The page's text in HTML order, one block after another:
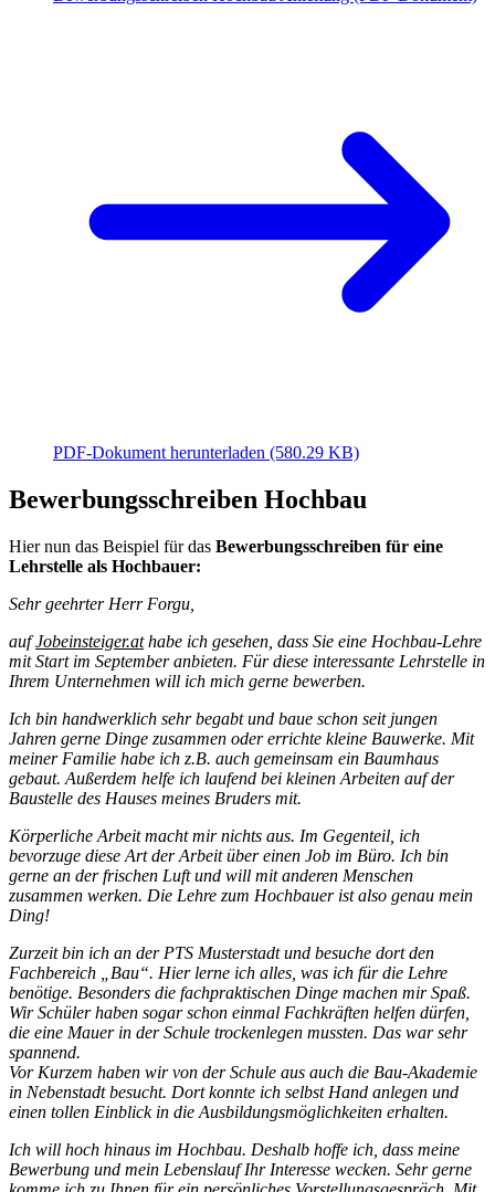
PDF-Dokument herunterladen (580.29 KB)
Bewerbungsschreiben Hochbau
Hier nun das Beispiel für das Bewerbungsschreiben für eine
Lehrstelle als Hochbauer:
Sehr geehrter Herr Forgu,
aufJobeinsteiger.athabe ich gesehen, dass Sie eine Hochbau-Lehre
mit Start im September anbieten. Für diese interessante Lehrstelle in
Ihrem Unternehmen will ich mich gerne bewerben.
Ich bin handwerklich sehr begabt und baue schon seit jungen
Jahren gerne Dinge zusammen oder errichte kleine Bauwerke. Mit
meiner Familie habe ich z.B. auch gemeinsam ein Baumhaus
gebaut. Außerdem helfe ich laufend bei kleinen Arbeiten auf der
Baustelle des Hauses meines Bruders mit.
Körperliche Arbeit macht mir nichts aus. Im Gegenteil, ich
bevorzuge diese Art der Arbeit über einen Job im Büro. Ich bin
gerne an der frischen Luft und will mit anderen Menschen
zusammen werken. Die Lehre zum Hochbauer ist also genau mein
Ding!
Zurzeit bin ich an der PTS Musterstadt und besuche dort den
Fachbereich „Bau“. Hier lerne ich alles, was ich für die Lehre
benötige. Besonders die fachpraktischen Dinge machen mir Spaß.
Wir Schüler haben sogar schon einmal Fachkräften helfen dürfen,
die eine Mauer in der Schule trockenlegen mussten. Das war sehr
spannend.
Vor Kurzem haben wir von der Schule aus auch die Bau-Akademie
in Nebenstadt besucht. Dort konnte ich selbst Hand anlegen und
einen tollen Einblick in die Ausbildungsmöglichkeiten erhalten.
Ich will hoch hinaus im Hochbau. Deshalb hoffe ich, dass meine
Bewerbung und mein Lebenslauf Ihr Interesse wecken. Sehr gerne